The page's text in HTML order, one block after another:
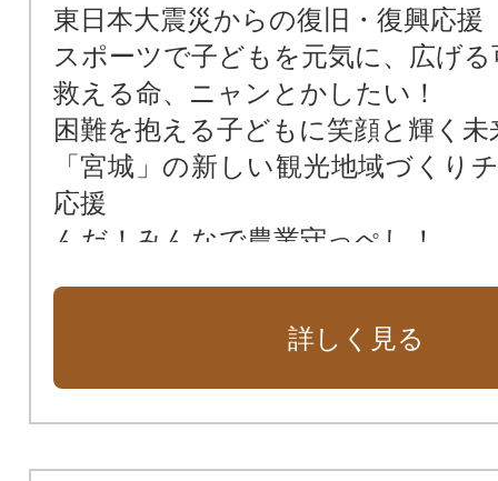
東日本大震災からの復旧・復興応援
スポーツで子どもを元気に、広げる
救える命、ニャンとかしたい！
困難を抱える子どもに笑顔と輝く未
「宮城」の新しい観光地域づくり
応援
んだ！みんなで農業守っぺし！
生徒の想いを形に！ 宮城の未来
くり
ふるさとＭＩＹＡＧＩの子どもを
詳しく見る